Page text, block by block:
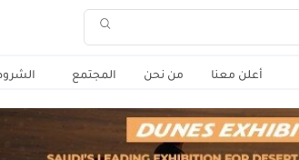
أعلن معنا من نحن المجتمع